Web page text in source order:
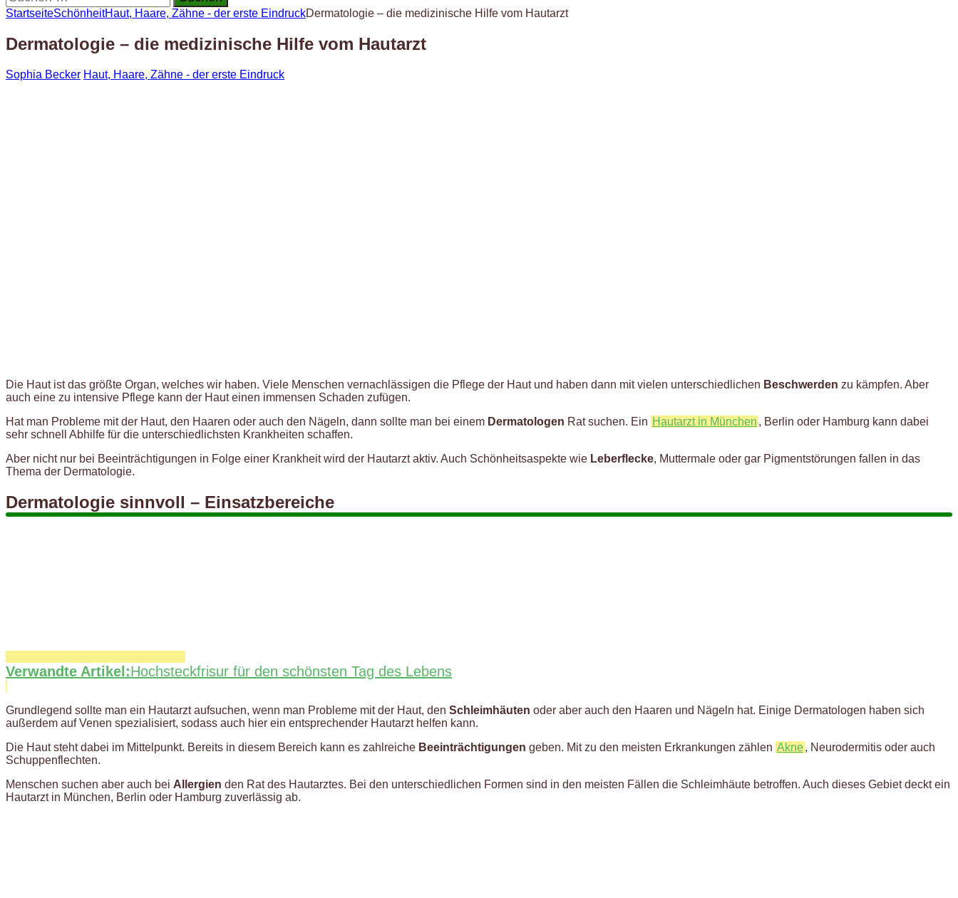
nach:
StartseiteSchönheitHaut, Haare, Zähne - der erste EindruckDermatologie – die medizinische Hilfe vom Hautarzt
Dermatologie – die medizinische Hilfe vom Hautarzt
Sophia Becker Haut, Haare, Zähne - der erste Eindruck
Die Haut ist das größte Organ, welches wir haben. Viele Menschen vernachlässigen die Pflege der Haut und haben dann mit vielen unterschiedlichen Beschwerden zu kämpfen. Aber
auch eine zu intensive Pflege kann der Haut einen immensen Schaden zufügen.
Hat man Probleme mit der Haut, den Haaren oder auch den Nägeln, dann sollte man bei einem Dermatologen Rat suchen. Ein Hautarzt in München , Berlin oder Hamburg kann dabei
sehr schnell Abhilfe für die unterschiedlichsten Krankheiten schaffen.
Aber nicht nur bei Beeinträchtigungen in Folge einer Krankheit wird der Hautarzt aktiv. Auch Schönheitsaspekte wie Leberflecke, Muttermale oder gar Pigmentstörungen fallen in das
Thema der Dermatologie.
Dermatologie sinnvoll – Einsatzbereiche
Verwandte Artikel:Hochsteckfrisur für den schönsten Tag des Lebens
Grundlegend sollte man ein Hautarzt aufsuchen, wenn man Probleme mit der Haut, den Schleimhäuten oder aber auch den Haaren und Nägeln hat. Einige Dermatologen haben sich
außerdem auf Venen spezialisiert, sodass auch hier ein entsprechender Hautarzt helfen kann.
Die Haut steht dabei im Mittelpunkt. Bereits in diesem Bereich kann es zahlreiche Beeinträchtigungen geben. Mit zu den meisten Erkrankungen zählen Akne, Neurodermitis oder auch
Schuppenflechten.
Menschen suchen aber auch bei Allergien den Rat des Hautarztes. Bei den unterschiedlichen Formen sind in den meisten Fällen die Schleimhäute betroffen. Auch dieses Gebiet deckt ein
Hautarzt in München, Berlin oder Hamburg zuverlässig ab.